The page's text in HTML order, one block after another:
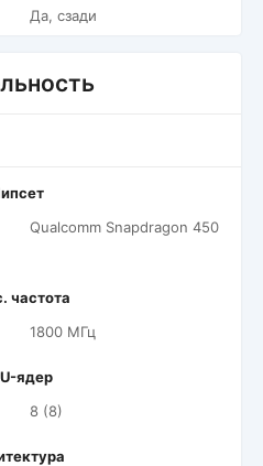
Да, сзади
Qualcomm Snapdragon 450
частота
1800 МГц
ядер
8 (8)